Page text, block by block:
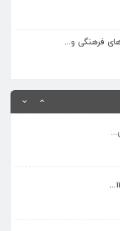
فرهنگی و...